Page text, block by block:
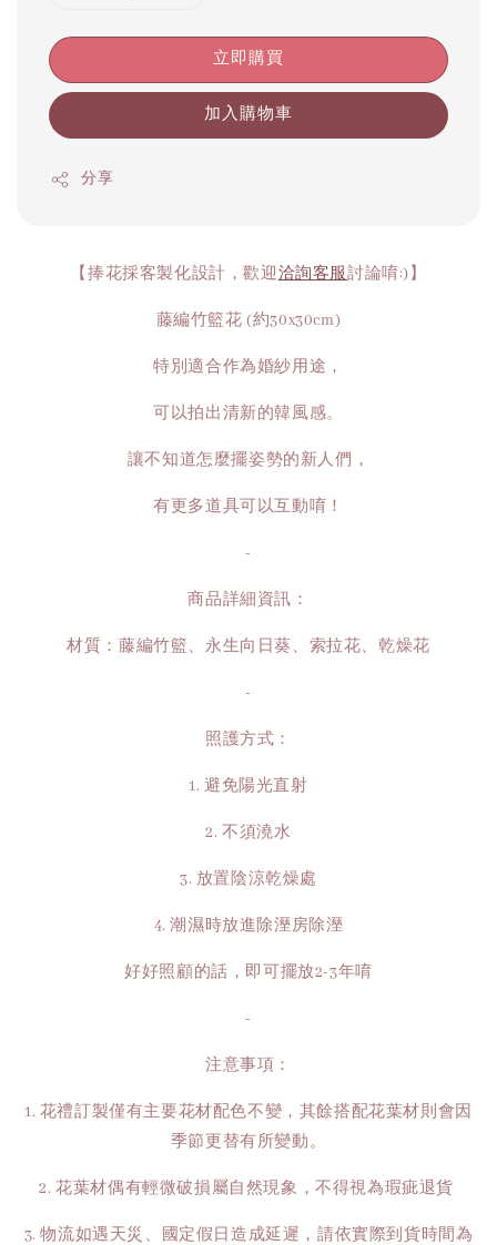
立即購買
加入購物車
分享
【捧花採客製化設計，歡迎洽詢客服討論唷:)】
藤編竹籃花 (約30x30cm)
特別適合作為婚紗用途，
可以拍出清新的韓風感。
讓不知道怎麼擺姿勢的新人們，
有更多道具可以互動唷！
-
商品詳細資訊：
材質：藤編竹籃、永生向日葵、索拉花、乾燥花
-
照護方式：
1. 避免陽光直射
2. 不須澆水
3. 放置陰涼乾燥處
4. 潮濕時放進除溼房除溼
好好照顧的話，即可擺放2-3年唷
-
注意事項：
1. 花禮訂製僅有主要花材配色不變，其餘搭配花葉材則會因
季節更替有所變動。
2. 花葉材偶有輕微破損屬自然現象，不得視為瑕疵退貨
3. 物流如遇天災、國定假日造成延遲，請依實際到貨時間為